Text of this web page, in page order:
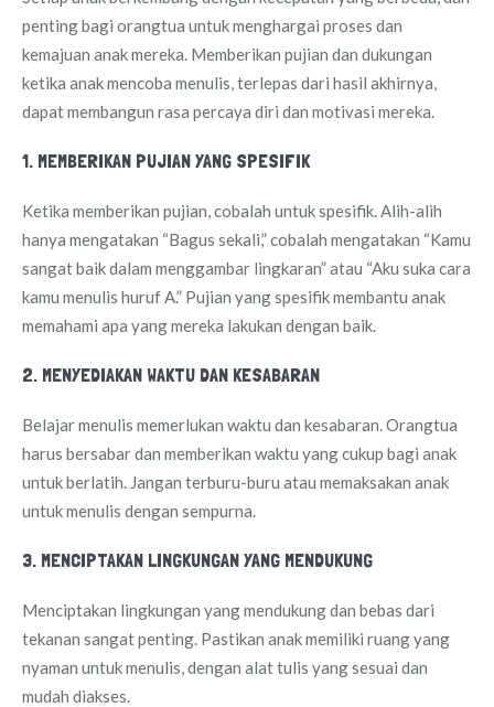
penting bagi orangtua untuk menghargai proses dan
kemajuan anak mereka. Memberikan pujian dan dukungan
ketika anak mencoba menulis, terlepas dari hasil akhirnya,
dapat membangun rasa percaya diri dan motivasi mereka.
1. MEMBERIKAN PUJIAN YANG SPESIFIK
Ketika memberikan pujian, cobalah untuk spesifik. Alih-alih
hanya mengatakan “Bagus sekali,” cobalah mengatakan “Kamu
sangat baik dalam menggambar lingkaran” atau “Aku suka cara
kamu menulis huruf A.” Pujian yang spesifik membantu anak
memahami apa yang mereka lakukan dengan baik.
2. MENYEDIAKAN WAKTU DAN KESABARAN
Belajar menulis memerlukan waktu dan kesabaran. Orangtua
harus bersabar dan memberikan waktu yang cukup bagi anak
untuk berlatih. Jangan terburu-buru atau memaksakan anak
untuk menulis dengan sempurna.
3. MENCIPTAKAN LINGKUNGAN YANG MENDUKUNG
Menciptakan lingkungan yang mendukung dan bebas dari
tekanan sangat penting. Pastikan anak memiliki ruang yang
nyaman untuk menulis, dengan alat tulis yang sesuai dan
mudah diakses.